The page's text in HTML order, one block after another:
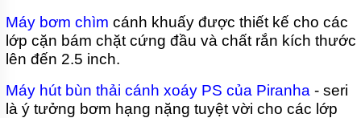
Máy bơm chìm cánh khuấy được thiết kế cho các
lớp cặn bám chặt cứng đầu và chất rắn kích thước
lên đến 2.5 inch.
Máy hút bùn thải cánh xoáy PS của Piranha - seri
là ý tưởng bơm hạng nặng tuyệt vời cho các lớp